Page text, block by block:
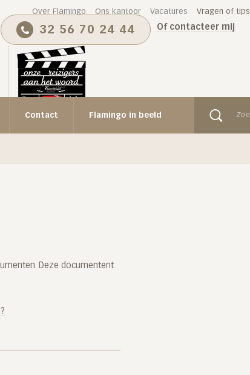
Over Flamingo Ons kantoor Vacatures Vragen of tips
32 56 70 24 44 Of contacteer mij
Contact Flamingo in beeld
Deze documentent